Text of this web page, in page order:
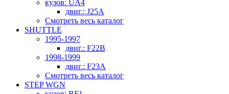
кузов: UA4
двиг.: J25A
Смотреть весь каталог
SHUTTLE
1995-1997
двиг.: F22B
1998-1999
двиг.: F23A
Смотреть весь каталог
STEP WGN